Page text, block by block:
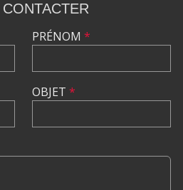
PRÉNOM *
OBJET *